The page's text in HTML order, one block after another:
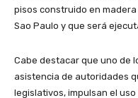
pisos construido en
Sao Paulo y que será
Cabe destacar que uno de
asistencia de autoridades
legislativos, impulsan el